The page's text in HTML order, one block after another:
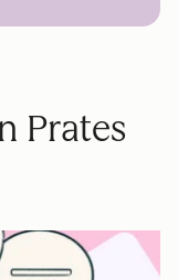
Prates